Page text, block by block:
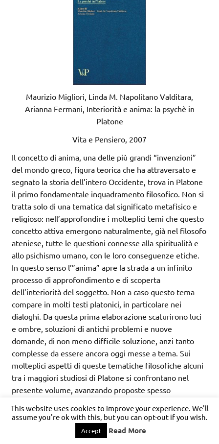
Maurizio Migliori, Linda M. Napolitano Valditara,
Arianna Fermani, Interiorità e anima: la psychè in
Platone
Vita e Pensiero, 2007
Il concetto di anima, una delle più grandi “invenzioni”
del mondo greco, figura teorica che ha attraversato e
segnato la storia dell’intero Occidente, trova in Platone
il primo fondamentale inquadramento filosofico. Non si
tratta solo di una tematica dal significato metafisico e
religioso: nell’approfondire i molteplici temi che questo
concetto attiva emergono naturalmente, già nel filosofo
ateniese, tutte le questioni connesse alla spiritualità e
allo psichismo umano, con le loro conseguenze etiche.
In questo senso l’”anima” apre la strada a un infinito
processo di approfondimento e di scoperta
dell’interiorità del soggetto. Non a caso questo tema
compare in molti testi platonici, in particolare nei
dialoghi. Da questa prima elaborazione scaturirono luci
e ombre, soluzioni di antichi problemi e nuove
domande, di non meno difficile soluzione, anzi tanto
complesse da essere ancora oggi messe a tema. Sui
molteplici aspetti di queste tematiche filosofiche alcuni
tra i maggiori studiosi di Platone si confrontano nel
presente volume, avanzando proposte spesso
l’utilizzo di testi sottovalutati, o addirittura quasi
ignorati dagli studi precedenti, con una dialettica che dà
modo al lettore sia di verificare la capacità ermeneutica
This website uses cookies to improve your experience. We'll
assume you're ok with this, but you can opt-out if you wish.
Accept Read More